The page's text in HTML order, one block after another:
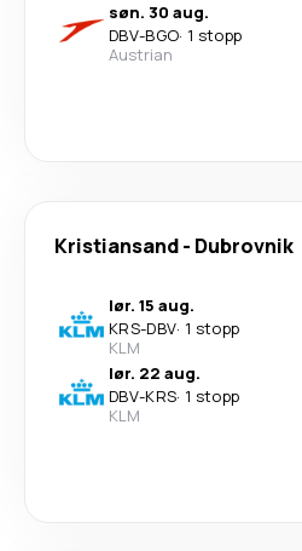
søn. 30 aug.
DBV-BGO· 1 stopp
Austrian
Kristiansand- Dubrovnik
lør. 15 aug.
KRS-DBV· 1 stopp
KLM
lør. 22 aug.
DBV-KRS· 1 stopp
KLM